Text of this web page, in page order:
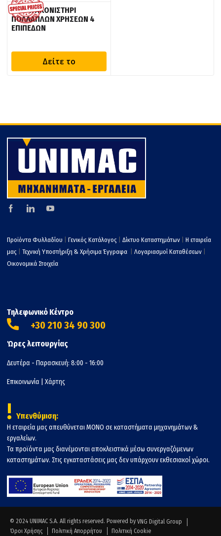
KRAFT: ΑΚΟΝΙΣΤΗΡΙ
ΠΟΛΛΑΠΛΩΝ ΧΡΗΣΕΩΝ 4
ΕΠΙΠΕΔΩΝ
Δείτε το
Προϊόντα Φυλλαδίου Γενικός Κατάλογος Δίκτυο Καταστημάτων
Η εταιρεία
μας
Τεχνική Υποστήριξη & Χρήσιμα Έγγραφα Λογαριασμοί Καταθέσεων
Οικονομικά Στοιχεία
Τηλεφωνικό Κέντρο
+30 210 34 90 300
Ώρες λειτουργίας
Δευτέρα - Παρασκευή: 8:00 - 16:00
Επικοινωνία Χάρτης
! Υπενθύμιση:
Η εταιρεία μας απευθύνεται ΜΟΝΟ σε καταστήματα μηχανημάτων &
εργαλείων.
Τα προϊόντα μας διανέμονται αποκλειστικά μέσω συνεργαζόμενων
καταστημάτων. Στις εγκαταστάσεις μας δεν υπάρχουν εκθεσιακοί χώροι.
© 2024 UNIMAC S.A. All rights reserved. Powered by VNG Digital Group
Όροι Χρήσης
Πολιτική Απορρήτου Πολιτική Cookie